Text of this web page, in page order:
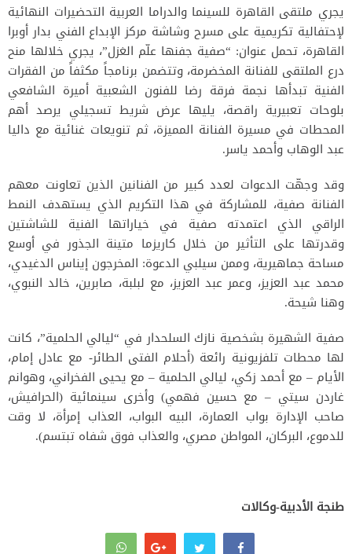
يجري ملتقى القاهرة للسينما والدراما العربية التحضيرات النهائية
لإحتفالية تكريمية على مسرح وشاشة مركز الإبداع الفني بدار أوبرا
القاهرة، تحمل عنوان: “صفية جفنها علّم الغزل”، يجري خلالها منح
درع الملتقى للفنانة المخضرمة، وتتضمن برنامجاً مكثفاً من الفقرات
الفنية تبدأها نجمة فرقة رضا للفنون الشعبية أميرة الشافعي
بلوحات تعبيرية راقصة، يليها عرض شريط تسجيلي يرصد أهم
المحطات في مسيرة الفنانة المميزة، ثم تنويعات غنائية مع داليا
عبد الوهاب وأحمد ياسر.
وقد وجهّت الدعوات لعدد كبير من الفنانين الذين تعاونت معهم
الفنانة صفية، للمشاركة في هذا التكريم الذي يستهدف النمط
الراقي الذي اعتمدته صفية في خياراتها الفنية للشاشتين
وقدرتها على التأثير من خلال كاريزما متينة الجذور في أوسع
مساحة جماهيرية، وممن سيلبي الدعوة: المخرجون إيناس الدغيدي،
محمد عبد العزيز، وعمر عبد العزيز، مع لبلبة، صابرين، خالد النبوي،
وهنا شيحة.
صفية الشهيرة بشخصية نازك السلحدار في “ليالي الحلمية”، كانت
لها محطات تلفزيونية رائعة (أحلام الفتى الطائر- مع عادل إمام،
الأيام – مع أحمد زكي، ليالي الحلمية – مع يحيى الفخراني، وهوانم
غاردن سيتي – مع حسين فهمي) وأخرى سينمائية (الحرافيش،
صاحب الإدارة بواب العمارة، البيه البواب، العذاب إمرأة، لا وقت
للدموع، البركان، المواطن مصري، والعذاب فوق شفاه تبتسم).
طنجة الأدبية-وكالات